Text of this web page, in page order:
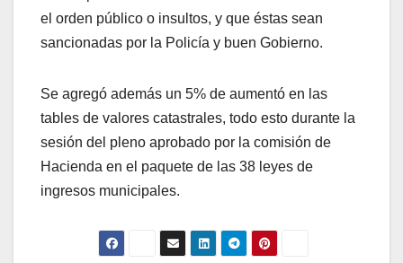
el orden público o insultos, y que éstas sean
sancionadas por la Policía y buen Gobierno.
Se agregó además un 5% de aumentó en las
tables de valores catastrales, todo esto durante la
sesión del pleno aprobado por la comisión de
Hacienda en el paquete de las 38 leyes de
ingresos municipales.